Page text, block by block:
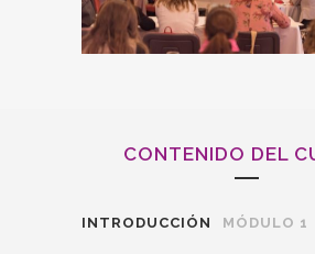
CONTENIDO DEL
INTRODUCCIÓN MÓDULO 1